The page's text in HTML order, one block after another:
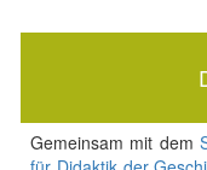
Gemeinsam mit dem